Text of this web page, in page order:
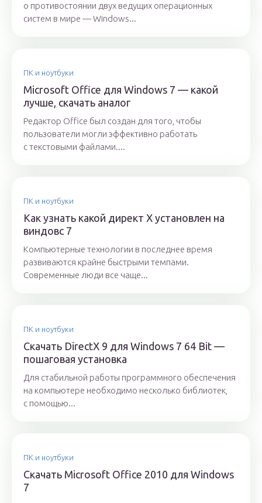
о противостоянии двух ведущих операционных
систем в мире — Windows...
ПК и ноутбуки
Microsoft Office для Windows 7 — какой
лучше, скачать аналог
Редактор Office был создан для того, чтобы
пользователи могли эффективно работать
с текстовыми файлами....
ПК и ноутбуки
Как узнать какой директ X установлен на
виндовс 7
Компьютерные технологии в последнее время
развиваются крайне быстрыми темпами.
Современные люди все чаще...
ПК и ноутбуки
Скачать DirectX 9 для Windows 7 64 Bit —
пошаговая установка
Для стабильной работы программного обеспечения
на компьютере необходимо несколько библиотек,
с помощью...
ПК и ноутбуки
Скачать Microsoft Office 2010 для Windows
7